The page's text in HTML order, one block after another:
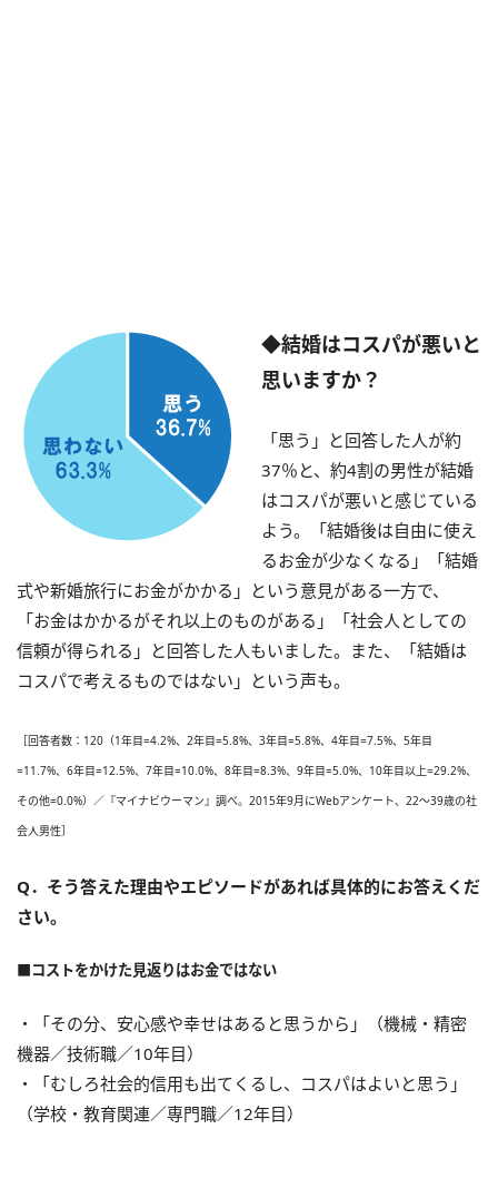
◆結婚はコスパが悪いと
思いますか？
「思う」と回答した人が約
37％と、約4割の男性が結婚
はコスパが悪いと感じている
よう。「結婚後は自由に使え
るお金が少なくなる」「結婚
式や新婚旅行にお金がかかる」という意見がある一方で、
「お金はかかるがそれ以上のものがある」「社会人としての
信頼が得られる」と回答した人もいました。また、「結婚は
コスパで考えるものではない」という声も。
［回答者数：120（1年目=4.2%、2年目=5.8%、3年目=5.8%、4年目=7.5%、5年目
=11.7%、6年目=12.5%、7年目=10.0%、8年目=8.3%、9年目=5.0%、10年目以上=29.2%、
その他=0.0%）／『マイナビウーマン』調べ。2015年9月にWebアンケート、22～39歳の社
会人男性］
Q．そう答えた理由やエピソードがあれば具体的にお答えくだ
さい。
■コストをかけた見返りはお金ではない
・「その分、安心感や幸せはあると思うから」（機械・精密
機器／技術職／10年目）
・「むしろ社会的信用も出てくるし、コスパはよいと思う」
（学校・教育関連／専門職／12年目）